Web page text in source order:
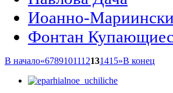
Иоанно-
Фонтан
В начало«6789101112131415»В конец